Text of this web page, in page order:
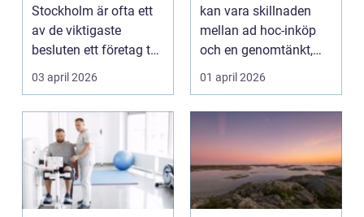
Stockholm är ofta ett
av de viktigaste
besluten ett företag tar.
Läget påverk...
03 april 2026
kan vara skillnaden
mellan ad hoc-inköp
och en genomtänkt,
lönsam
inköpsstrategi...
01 april 2026